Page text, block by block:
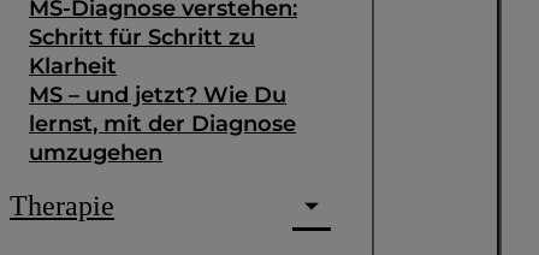
MS-Diagnose verstehen:
Schritt für Schritt zu
Klarheit
MS – und jetzt? Wie Du
lernst, mit der Diagnose
umzugehen
Therapie